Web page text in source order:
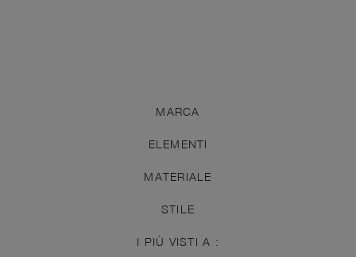
MARCA
ELEMENTI
MATERIALE
STILE
I PIÙ VISTI A :